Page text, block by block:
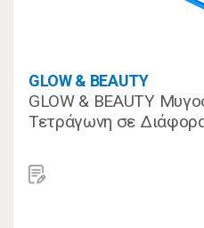
GLOW & BEAUTY
GLOW & BEAUTY
Τετράγωνη σε